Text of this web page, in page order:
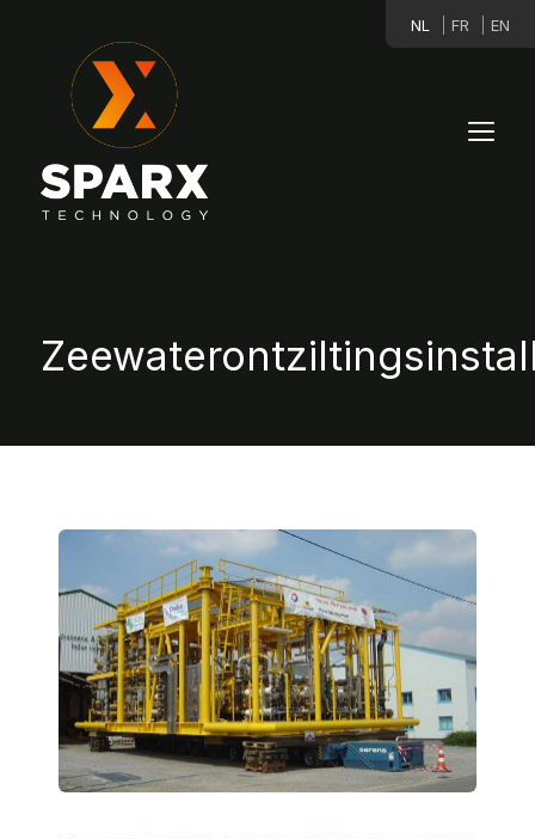
NL FR EN